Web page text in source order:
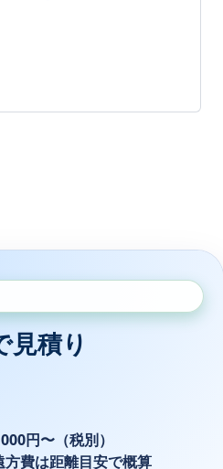
見積り
円〜（税別）
費は距離目安で概算